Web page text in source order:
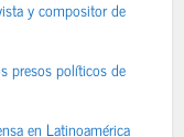
y compositor de
presos políticos de
en Latinoamérica